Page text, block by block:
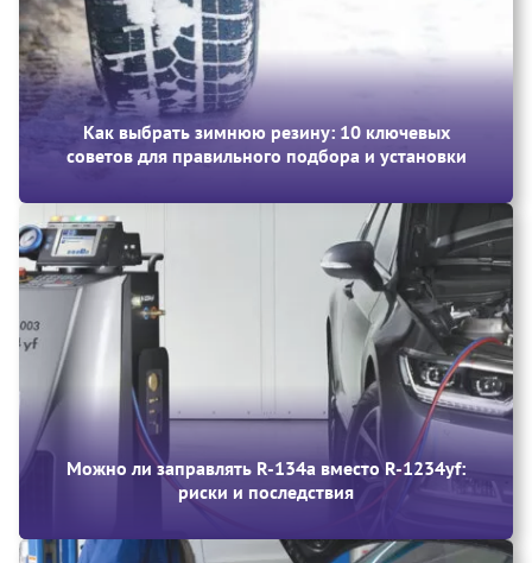
Как выбрать зимнюю резину: 10 ключевых
советов для правильного подбора и установки
Можно ли заправлять R-134a вместо R-1234yf:
риски и последствия